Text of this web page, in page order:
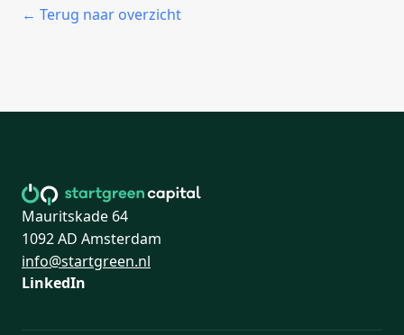
← Terug naar overzicht
Mauritskade 64
1092 AD Amsterdam
info@startgreen.nl
LinkedIn